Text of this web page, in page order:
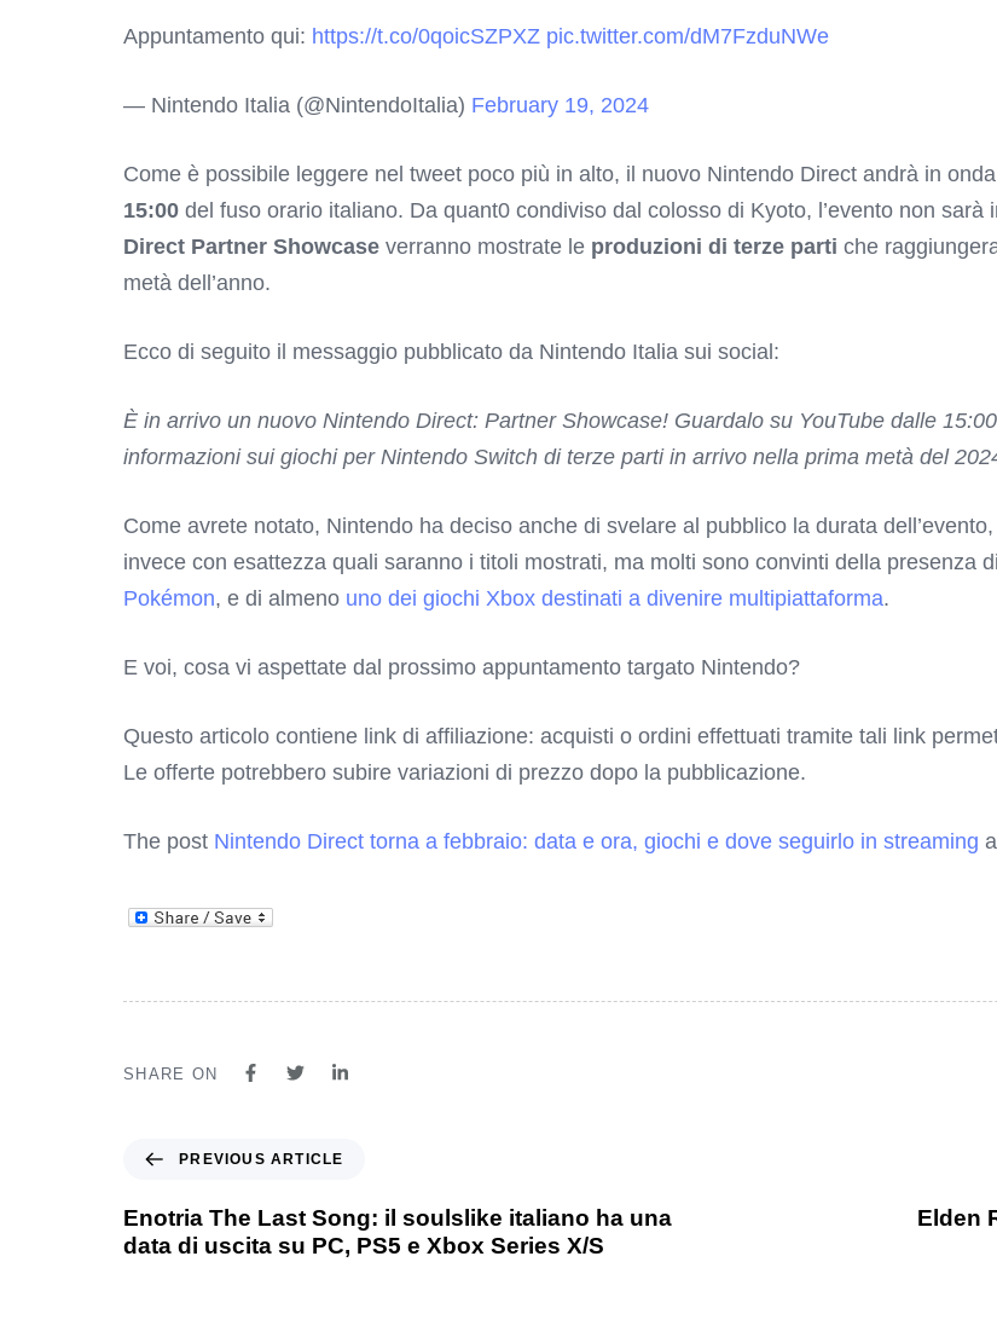
Appuntamento qui: https://t.co/0qoicSZPXZ pic.twitter.com/dM7FzduNWe
— Nintendo Italia (@NintendoItalia) February 19, 2024
Come è possibile leggere nel tweet poco più in alto, il nuovo Nintendo Direct andrà in
15:00 del fuso orario italiano. Da quant0 condiviso dal colosso di Kyoto, l’evento non
Direct Partner Showcase verranno mostrate le produzioni di terze parti che
metà dell’anno.
Ecco di seguito il messaggio pubblicato da Nintendo Italia sui social:
È in arrivo un nuovo Nintendo Direct: Partner Showcase! Guardalo su YouTube dalle
informazioni sui giochi per Nintendo Switch di terze parti in arrivo nella prima metà del
Come avrete notato, Nintendo ha deciso anche di svelare al pubblico la durata
invece con esattezza quali saranno i titoli mostrati, ma molti sono convinti della presenza
Pokémon, e di almeno uno dei giochi Xbox destinati a divenire multipiattaforma.
E voi, cosa vi aspettate dal prossimo appuntamento targato Nintendo?
Questo articolo contiene link di affiliazione: acquisti o ordini effettuati tramite tali link
Le offerte potrebbero subire variazioni di prezzo dopo la pubblicazione.
The post Nintendo Direct torna a febbraio: data e ora, giochi e dove seguirlo in streaming
SHARE ON
PREVIOUS ARTICLE
Enotria The Last Song: il soulslike italiano ha una
data di uscita su PC, PS5 e Xbox Series X/S
Elden